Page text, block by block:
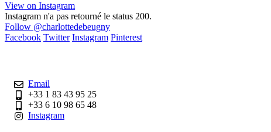
View on Instagram
Instagram n'a pas retourné le status 200.
Follow @charlottedebeugny
Facebook Twitter Instagram Pinterest
Email
+33 1 83 43 95 25
+33 6 10 98 65 48
Instagram